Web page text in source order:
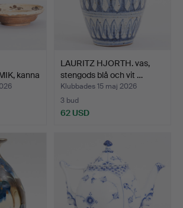
kanna
LAURITZ HJORTH. vas,
stengods blå och vit …
Klubbades 15 maj 2026
3 bud
62 USD